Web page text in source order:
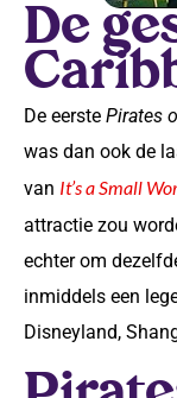
De
De eerste Pirates
was dan ook de
van It’s a Small
attractie zou
echter om
inmiddels een
Disneyland,